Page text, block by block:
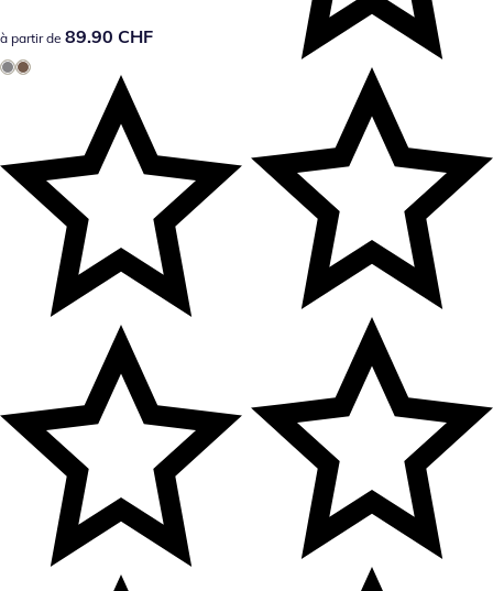
89.90 CHF
à partir de 89.90 CHF